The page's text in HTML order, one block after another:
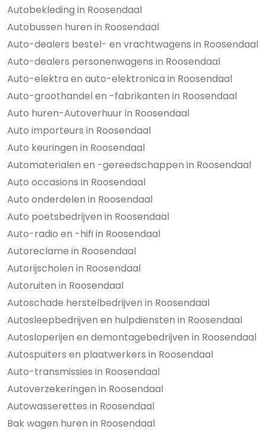
Autobekleding in Roosendaal
Autobussen huren in Roosendaal
Auto-dealers bestel- en vrachtwagens in Roosendaal
Auto-dealers personenwagens in Roosendaal
Auto-elektra en auto-elektronica in Roosendaal
Auto-groothandel en -fabrikanten in Roosendaal
Auto huren-Autoverhuur in Roosendaal
Auto importeurs in Roosendaal
Auto keuringen in Roosendaal
Automaterialen en -gereedschappen in Roosendaal
Auto occasions in Roosendaal
Auto onderdelen in Roosendaal
Auto poetsbedrijven in Roosendaal
Auto-radio en -hifi in Roosendaal
Autoreclame in Roosendaal
Autorijscholen in Roosendaal
Autoruiten in Roosendaal
Autoschade herstelbedrijven in Roosendaal
Autosleepbedrijven en hulpdiensten in Roosendaal
Autosloperijen en demontagebedrijven in Roosendaal
Autospuiters en plaatwerkers in Roosendaal
Auto-transmissies in Roosendaal
Autoverzekeringen in Roosendaal
Autowasserettes in Roosendaal
Bak wagen huren in Roosendaal